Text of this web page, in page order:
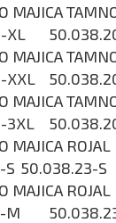
MAJICA
XL
MAJICA
XXL
MAJICA
3XL
MAJICA ROJAL
S 50.038.23-S
MAJICA ROJAL
M